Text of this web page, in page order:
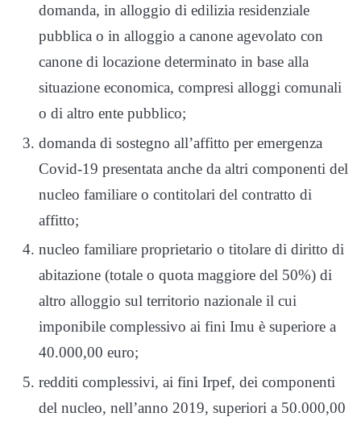
domanda, in alloggio di edilizia residenziale
pubblica o in alloggio a canone agevolato con
canone di locazione determinato in base alla
situazione economica, compresi alloggi comunali
o di altro ente pubblico;
domanda di sostegno all’affitto per emergenza
Covid-19 presentata anche da altri componenti del
nucleo familiare o contitolari del contratto di
affitto;
nucleo familiare proprietario o titolare di diritto di
abitazione (totale o quota maggiore del 50%) di
altro alloggio sul territorio nazionale il cui
imponibile complessivo ai fini Imu è superiore a
40.000,00 euro;
redditi complessivi, ai fini Irpef, dei componenti
del nucleo, nell’anno 2019, superiori a 50.000,00